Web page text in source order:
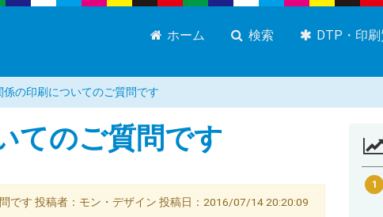
ホーム 検索 DTP・印
係の印刷についてのご質問です
てのご質問です
です 投稿者：モン・デザイン 投稿日：2016/07/14 20:20:09
1